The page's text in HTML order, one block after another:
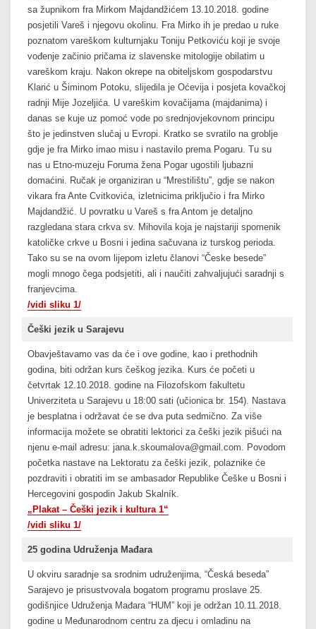
sa župnikom fra Mirkom Majdandžićem 13.10.2018. godine
posjetili Vareš i njegovu okolinu. Fra Mirko ih je predao u ruke
poznatom vareškom kulturnjaku Toniju Petkoviću koji je svoje
vođenje začinio pričama iz slavenske mitologije obilatim u
vareškom kraju. Nakon okrepe na obiteljskom gospodarstvu
Klarić u Šiminom Potoku, slijedila je Oćevija i posjeta kovačkoj
radnji Mije Jozeljića. U vareškim kovačijama (majdanima) i
danas se kuje uz pomoć vode po srednjovjekovnom principu
što je jedinstven slučaj u Evropi. Kratko se svratilo na groblje
gdje je fra Mirko imao misu i nastavilo prema Pogaru. Tu su
nas u Etno-muzeju Foruma žena Pogar ugostili ljubazni
domaćini. Ručak je organiziran u “Mrestilištu”, gdje se nakon
vikara fra Ante Cvitkovića, izletnicima priključio i fra Mirko
Majdandžić. U povratku u Vareš s fra Antom je detaljno
razgledana stara crkva sv. Mihovila koja je najstariji spomenik
katoličke crkve u Bosni i jedina sačuvana iz turskog perioda.
Tako su se na ovom lijepom izletu članovi “Česke besede”
mogli mnogo čega podsjetiti, ali i naučiti zahvaljujući saradnji s
franjevcima.
/vidi sliku 1/
Češki jezik u Sarajevu
Obavještavamo vas da će i ove godine, kao i prethodnih
godina, biti održan kurs češkog jezika. Kurs će početi u
četvrtak 12.10.2018. godine na Filozofskom fakultetu
Univerziteta u Sarajevu u 18:00 sati (učionica br. 154). Nastava
je besplatna i održavat će se dva puta sedmično. Za više
informacija možete se obratiti lektorici za češki jezik pišući na
njenu e-mail adresu: jana.k.skoumalova@gmail.com. Povodom
početka nastave na Lektoratu za češki jezik, polaznike će
pozdraviti i obratiti im se ambasador Republike Češke u Bosni i
Hercegovini gospodin Jakub Skalník.
„Plakat – Češki jezik i kultura 1“
/vidi sliku 1/
25 godina Udruženja Mađara
U okviru saradnje sa srodnim udruženjima, “Česká beseda”
Sarajevo je prisustvovala bogatom programu proslave 25.
godišnjice Udruženja Mađara “HUM” koji je održan 10.11.2018.
godine u Međunarodnom centru za djecu i omladinu na